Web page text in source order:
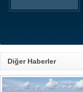
Diğer Haberler